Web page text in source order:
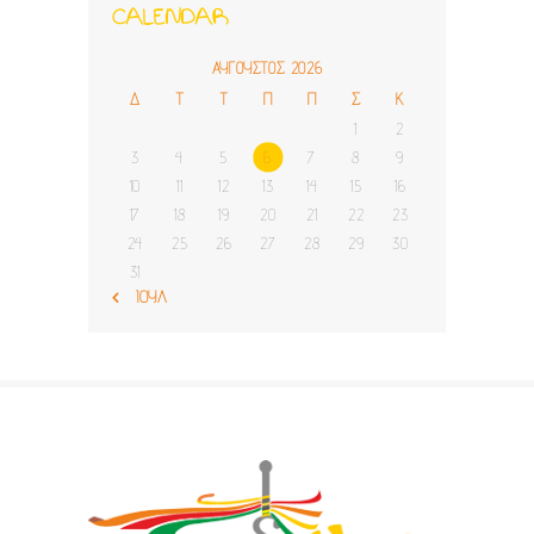
CALENDAR
ΑΎΓΟΥΣΤΟΣ 2026
Δ
Τ Τ Π Π Σ
Κ
1
2
3
4 5 6 7 8
9
10
11 12 13 14 15
16
17
18 19 20 21 22
23
24
25 26 27 28 29
30
31
« ΙΟΎΛ